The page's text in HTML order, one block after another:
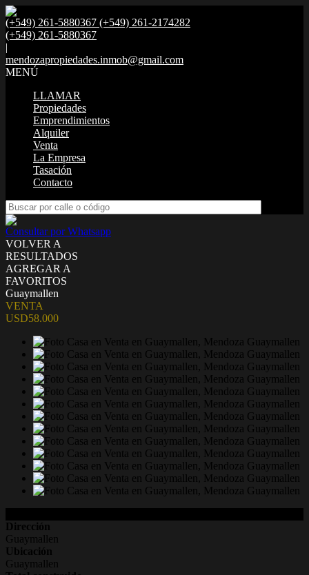
(+549) 261-5880367 (+549) 261-2174282
(+549) 261-5880367
|
mendozapropiedades.inmob@gmail.com
MENÚ
LLAMAR
Propiedades
Emprendimientos
Alquiler
Venta
La Empresa
Tasación
Contacto
Consultar por Whatsapp
VOLVER A
RESULTADOS
AGREGAR A
FAVORITOS
Guaymallen
VENTA
USD58.000
Dirección
Guaymallen
Ubicación
Guaymallen